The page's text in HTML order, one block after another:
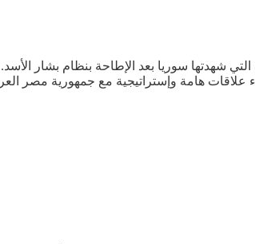
شهدتها سوريا بعد الإطاحة بنظام بشار الأسد.
هامة وإستراتيجية مع جمهورية مصر